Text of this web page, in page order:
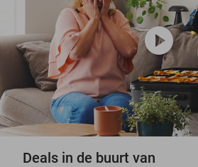
play_circle
Deals in de buurt van